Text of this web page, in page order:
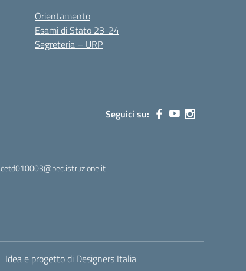
Orientamento
Esami di Stato 23-24
Segreteria – URP
Seguici su:
cetd010003@pec.istruzione.it
Idea e progetto di Designers Italia